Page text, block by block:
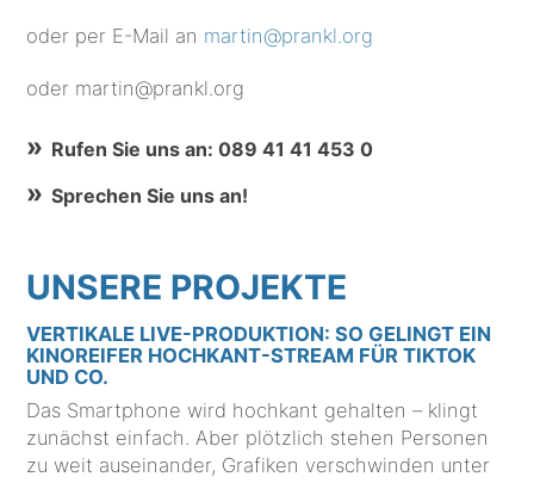
oder per E-Mail an martin@prankl.org
oder martin@prankl.org
Rufen Sie uns an: 089 41 41 453 0
Sprechen Sie uns an!
UNSERE PROJEKTE
VERTIKALE LIVE-PRODUKTION: SO GELINGT EIN
KINOREIFER HOCHKANT-STREAM FÜR TIKTOK
UND CO.
Das Smartphone wird hochkant gehalten – klingt
zunächst einfach. Aber plötzlich stehen Personen
zu weit auseinander, Grafiken verschwinden unter